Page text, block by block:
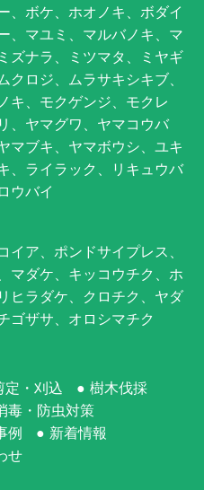
、ボケ、ホオノキ、ボダイ
、マユミ、マルバノキ、マ
ズナラ、ミツマタ、ミヤギ
ロジ、ムラサキシキブ、
キ、モクゲンジ、モクレ
、ヤマグワ、ヤマコウバ
マブキ、ヤマボウシ、ユキ
、ライラック、リキュウバ
ウバイ
ア、ポンドサイプレス、
マダケ、キッコウチク、ホ
ヒラダケ、クロチク、ヤダ
ゴザサ、オロシマチク
定・刈込
樹木伐採
毒・防虫対策
例
新着情報
せ